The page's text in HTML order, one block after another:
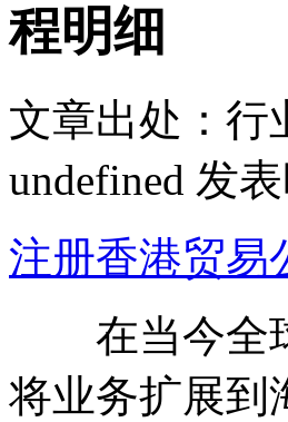
程明细
文章出处：行
undefined 发
注册香港贸易
在当今全球
将业务扩展到